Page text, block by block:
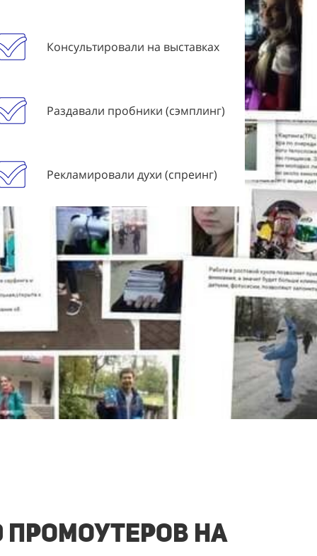
Консультировали на выставках
Раздавали пробники (сэмплинг)
Рекламировали духи (спреинг)
промоутеров на